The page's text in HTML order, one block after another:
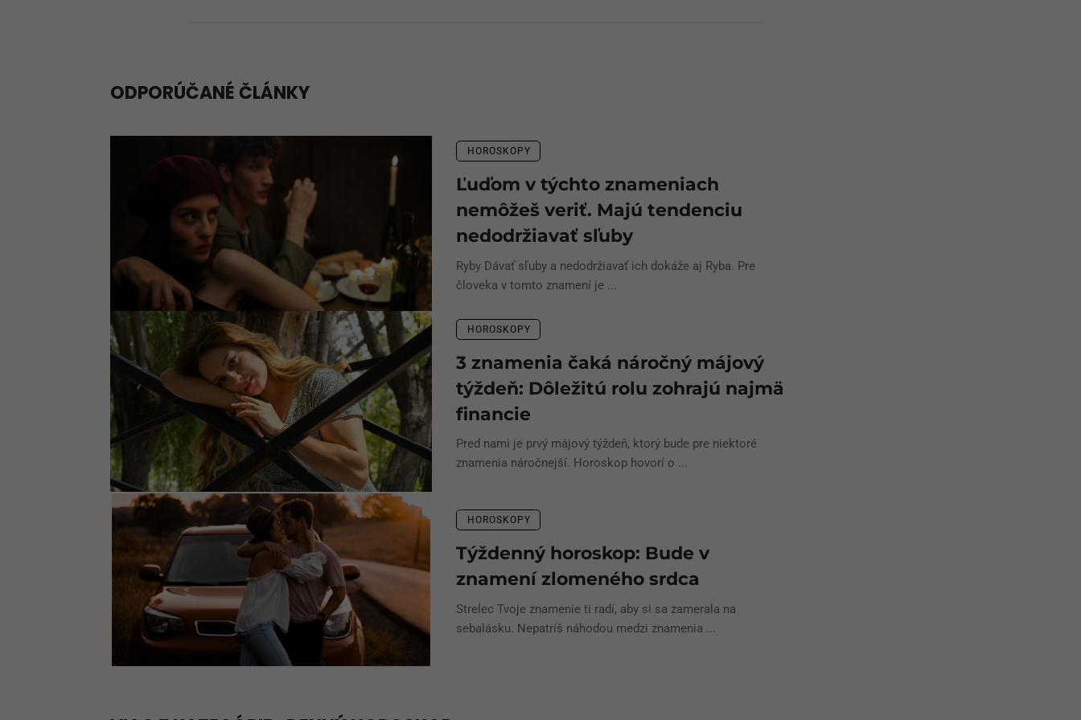
ODPORÚČANÉ ČLÁNKY
HOROSKOPY
Ľuďom v týchto znameniach
nemôžeš veriť. Majú tendenciu
nedodržiavať sľuby
Ryby Dávať sľuby a nedodržiavať ich dokáže aj Ryba. Pre
človeka v tomto znamení je ...
HOROSKOPY
3 znamenia čaká náročný májový
týždeň: Dôležitú rolu zohrajú najmä
financie
Pred nami je prvý májový týždeň, ktorý bude pre niektoré
znamenia náročnejší. Horoskop hovorí o ...
HOROSKOPY
Týždenný horoskop: Bude v
znamení zlomeného srdca
Strelec Tvoje znamenie ti radí, aby si sa zamerala na
sebalásku. Nepatríš náhodou medzi znamenia ...